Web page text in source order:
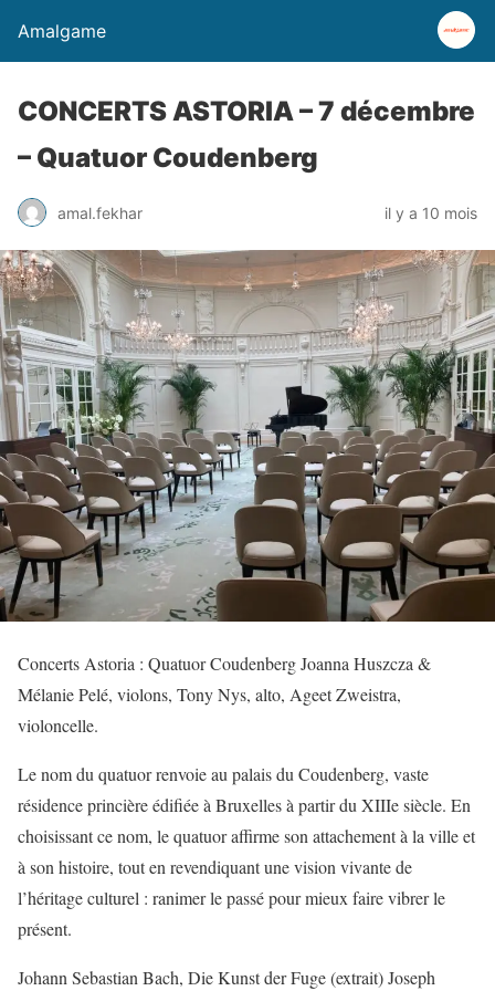
Amalgame
CONCERTS ASTORIA – 7 décembre
– Quatuor Coudenberg
amal.fekhar il y a 10 mois
Concerts Astoria : Quatuor Coudenberg Joanna Huszcza &
Mélanie Pelé, violons, Tony Nys, alto, Ageet Zweistra,
violoncelle.
Le nom du quatuor renvoie au palais du Coudenberg, vaste
résidence princière édifiée à Bruxelles à partir du XIIIe siècle. En
choisissant ce nom, le quatuor affirme son attachement à la ville et
à son histoire, tout en revendiquant une vision vivante de
l’héritage culturel : ranimer le passé pour mieux faire vibrer le
présent.
Johann Sebastian Bach, Die Kunst der Fuge (extrait) Joseph